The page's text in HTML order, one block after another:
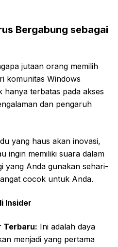
Bergabung sebagai
jutaan orang memilih
komunitas Windows
hanya terbatas pada akses
dan pengaruh
yang haus akan inovasi,
ingin memiliki suara dalam
yang Anda gunakan sehari-
cocok untuk Anda.
Insider
Terbaru: Ini adalah daya
menjadi yang pertama